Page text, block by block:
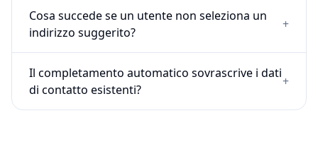
Cosa succede se un utente non seleziona un
indirizzo suggerito?
+
Il completamento automatico sovrascrive i dati
di contatto esistenti?
+